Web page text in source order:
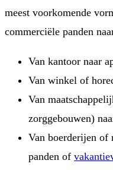
meest voorkomende
commerciële panden
Van kantoor naar
Van winkel of
Van
zorggebouwen)
Van boerderijen of
panden of